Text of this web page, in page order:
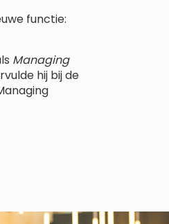
functie:
Managing
hij bij de